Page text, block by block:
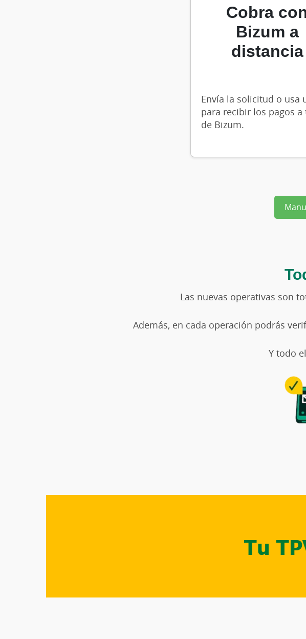
Cobra
Bizum a
distancia
Envía la solicitud o usa
para recibir los pagos a
de Bizum.
Las nuevas operativas son
Además, en cada operación podrás
Y todo
Tu